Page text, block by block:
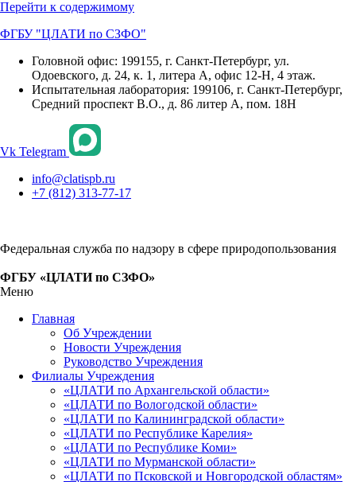
Перейти к содержимому
ФГБУ "ЦЛАТИ по СЗФО"
Головной офис: 199155, г. Санкт-Петербург, ул.
Одоевского, д. 24, к. 1, литера А, офис 12-Н, 4 этаж.
Испытательная лаборатория: 199106, г. Санкт-Петербург,
Средний проспект В.О., д. 86 литер А, пом. 18Н
Vk Telegram
info@clatispb.ru
+7 (812) 313-77-17
Федеральная служба по надзору в сфере природопользования
ФГБУ «ЦЛАТИ по СЗФО»
Меню
Главная
Об Учреждении
Новости Учреждения
Руководство Учреждения
Филиалы Учреждения
«ЦЛАТИ по Архангельской области»
«ЦЛАТИ по Вологодской области»
«ЦЛАТИ по Калининградской области»
«ЦЛАТИ по Республике Карелия»
«ЦЛАТИ по Республике Коми»
«ЦЛАТИ по Мурманской области»
«ЦЛАТИ по Псковской и Новгородской областям»